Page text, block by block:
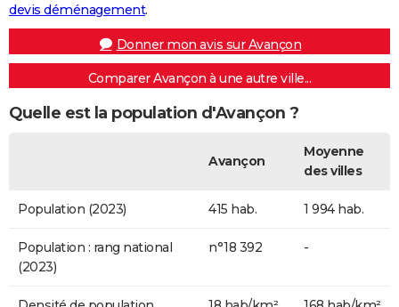
devis déménagement.
Donner mon avis sur Avançon
Comparer Avançon à une autre ville...
Quelle est la population d'Avançon ?
Avançon
Moyenne
des villes
Population (2023) 415 hab. 1 994 hab.
Population : rang national
(2023)
n°18 392 -